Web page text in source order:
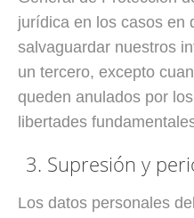
jurídica en los casos en
salvaguardar nuestros
un tercero, excepto
queden anulados por
libertades
3. Supresión y
Los datos personales